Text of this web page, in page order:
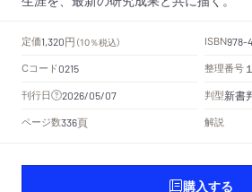
定価1,320円 （10％税込） ISBN978-
Cコード0215 整理番号
刊行日 2026/05/07 判型新書
ページ数336頁 解説
購入する